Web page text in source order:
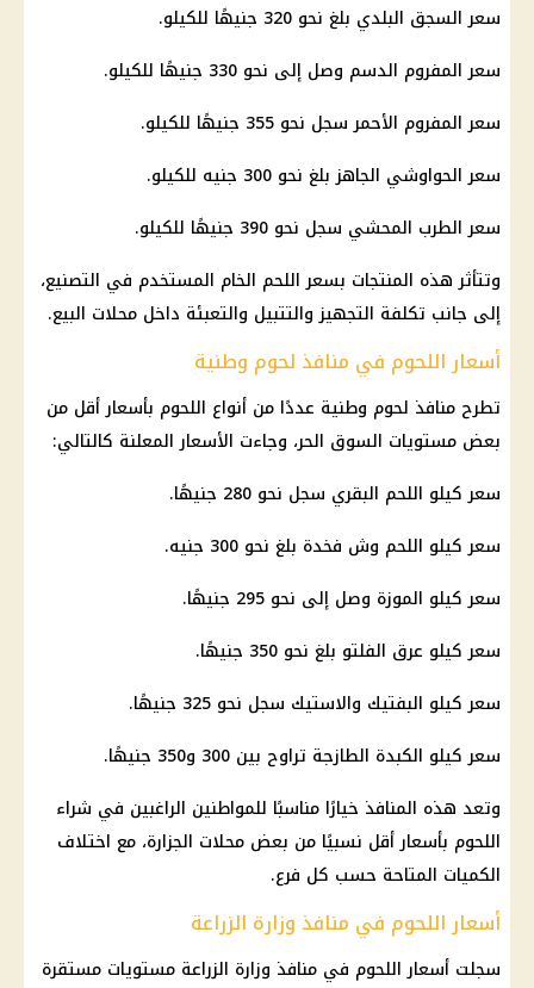
سعر السجق البلدي بلغ نحو 320 جنيهًا للكيلو.
سعر المفروم الدسم وصل إلى نحو 330 جنيهًا للكيلو.
سعر المفروم الأحمر سجل نحو 355 جنيهًا للكيلو.
سعر الحواوشي الجاهز بلغ نحو 300 جنيه للكيلو.
سعر الطرب المحشي سجل نحو 390 جنيهًا للكيلو.
وتتأثر هذه المنتجات بسعر اللحم الخام المستخدم في التصنيع،
إلى جانب تكلفة التجهيز والتتبيل والتعبئة داخل محلات البيع.
أسعار اللحوم في منافذ لحوم وطنية
تطرح منافذ لحوم وطنية عددًا من أنواع اللحوم بأسعار أقل من
بعض مستويات السوق الحر، وجاءت الأسعار المعلنة كالتالي:
سعر كيلو اللحم البقري سجل نحو 280 جنيهًا.
سعر كيلو اللحم وش فخدة بلغ نحو 300 جنيه.
سعر كيلو الموزة وصل إلى نحو 295 جنيهًا.
سعر كيلو عرق الفلتو بلغ نحو 350 جنيهًا.
سعر كيلو البفتيك والاستيك سجل نحو 325 جنيهًا.
سعر كيلو الكبدة الطازجة تراوح بين 300 و350 جنيهًا.
وتعد هذه المنافذ خيارًا مناسبًا للمواطنين الراغبين في شراء
اللحوم بأسعار أقل نسبيًا من بعض محلات الجزارة، مع اختلاف
الكميات المتاحة حسب كل فرع.
أسعار اللحوم في منافذ وزارة الزراعة
سجلت أسعار اللحوم في منافذ وزارة الزراعة مستويات مستقرة